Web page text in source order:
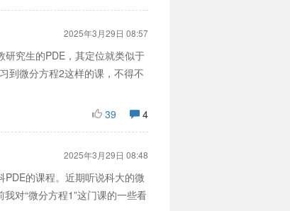
2025年3月29日 08:57
研究生的PDE，其定位就类似于
到微分方程2这样的课，不得不
39
4
2025年3月29日 08:48
PDE的课程。近期听说科大的微
对“微分方程1”这门课的一些看